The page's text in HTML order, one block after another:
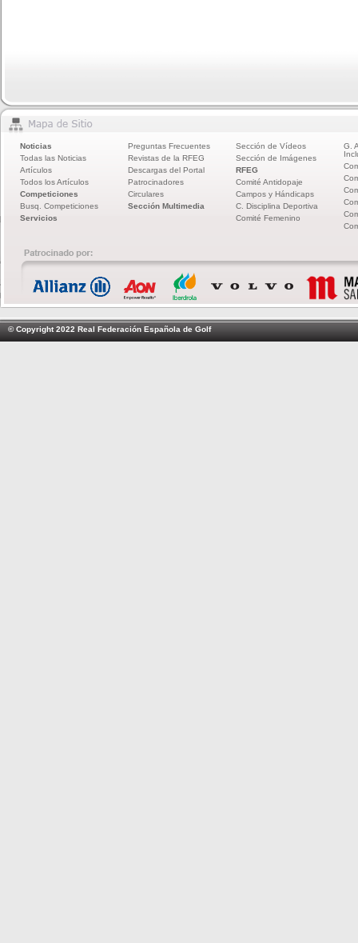
Noticias
Todas las Noticias
Artículos
Todos los Artículos
Competiciones
Busq. Competiciones
Servicios
Preguntas Frecuentes
Revistas de la RFEG
Descargas del Portal
Patrocinadores
Circulares
Sección Multimedia
Sección de Vídeos
Sección de Imágenes
RFEG
Comité Antidopaje
Campos y Hándicaps
C. Disciplina Deportiva
Comité Femenino
G.
© Copyright 2022 Real Federación Española de Golf